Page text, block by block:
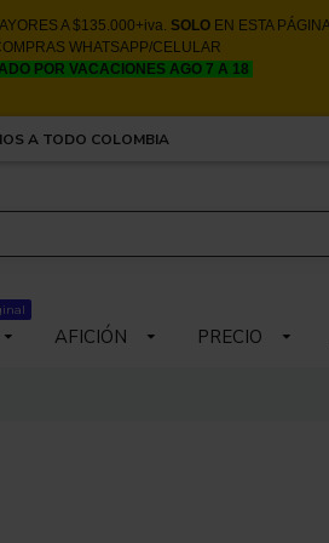
A $135.000+iva. SOLO EN ESTA
WHATSAPP/CELULAR
POR VACACIONES AGO 7 A 18
A TODO COLOMBIA
AFICIÓN PRECIO